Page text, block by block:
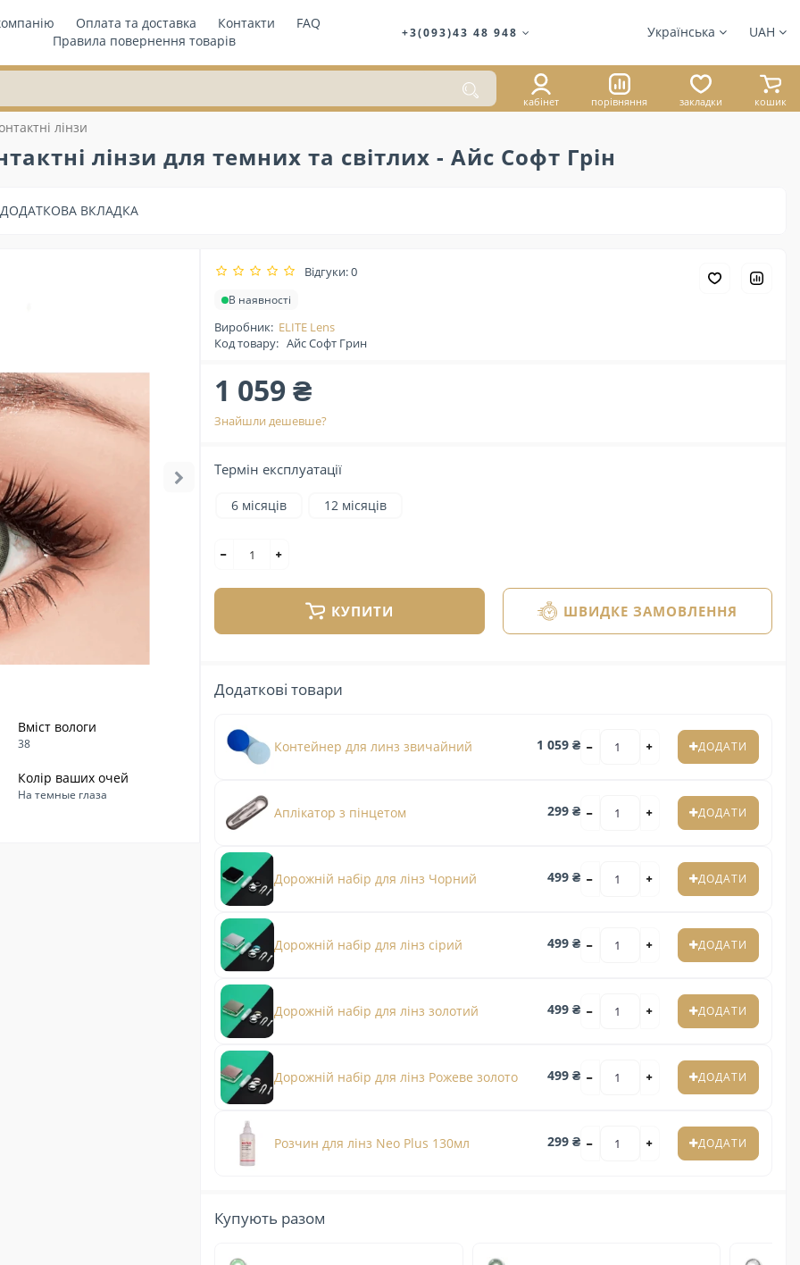
Оплата та доставка Контакти
FAQ
Правила повернення товарів
+3(093)43 48 948 UAH
Українська
кабінет порівняння закладки кошик
лінзи
лінзи для темних та світлих - Айс Софт Грін
ДОДАТКОВА ВКЛАДКА
Вміст вологи
38
Колір ваших очей
На темные глаза
Відгуки: 0
В наявності
Виробник: ELITE Lens
Код товару: Айс Софт Грин
1 059 ₴
Знайшли дешевше?
Термін експлуатації
6 місяців 12 місяців
КУПИТИ ШВИДКЕ ЗАМОВЛЕННЯ
Додаткові товари
Контейнер для линз звичайний 1 059 ₴ ДОДАТИ
Аплікатор з пінцетом 299 ₴ ДОДАТИ
Дорожній набір для лінз Чорний 499 ₴ ДОДАТИ
Дорожній набір для лінз сірий 499 ₴ ДОДАТИ
Дорожній набір для лінз золотий 499 ₴ ДОДАТИ
Дорожній набір для лінз Рожеве золото 499 ₴ ДОДАТИ
Розчин для лінз Neo Plus 130мл 299 ₴ ДОДАТИ
Купують разом